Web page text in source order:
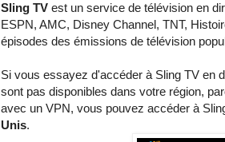
Sling TV est un service de télévision en
ESPN, AMC, Disney Channel, TNT,
épisodes des émissions de télévision
Si vous essayez d'accéder à Sling TV en
sont pas disponibles dans votre région,
avec un VPN, vous pouvez accéder à
Unis.